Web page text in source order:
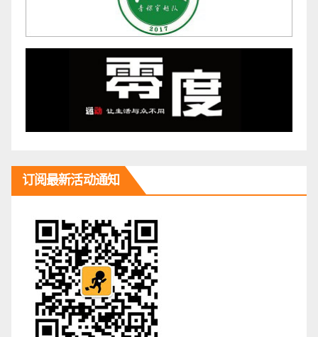
订阅最新活动通知